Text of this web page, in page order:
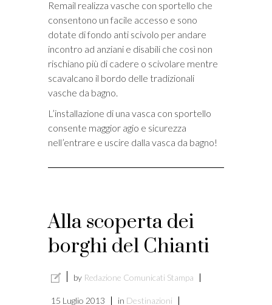
Remail realizza vasche con sportello che
consentono un facile accesso e sono
dotate di fondo anti scivolo per andare
incontro ad anziani e disabili che così non
rischiano più di cadere o scivolare mentre
scavalcano il bordo delle tradizionali
vasche da bagno.
L’installazione di una vasca con sportello
consente maggior agio e sicurezza
nell’entrare e uscire dalla vasca da bagno!
Alla scoperta dei
borghi del Chianti
by Redazione Comunicati Stampa
15 Luglio 2013 in Destinazioni